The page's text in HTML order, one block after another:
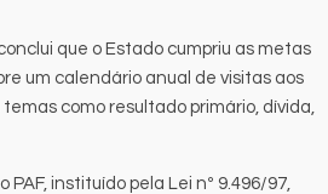
que o Estado cumpriu as metas
um calendário anual de visitas aos
como resultado primário, dívida,
instituído pela Lei nº 9.496/97,